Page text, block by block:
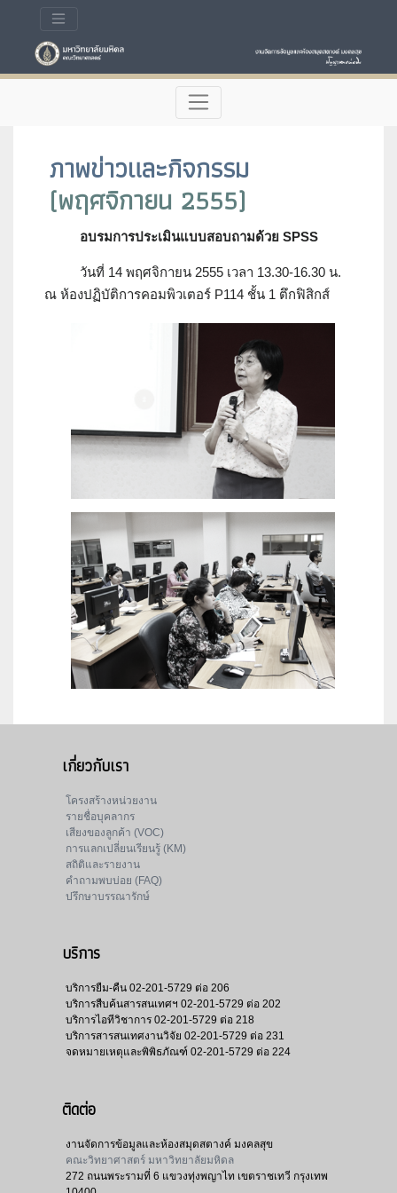
ภาพข่าวและกิจกรรม
(พฤศจิกายน 2555)
อบรมการประเมินแบบสอบถามด้วย SPSS
วันที่ 14 พฤศจิกายน 2555 เวลา 13.30-16.30 น.
ณ ห้องปฏิบัติการคอมพิวเตอร์ P114 ชั้น 1 ตึกฟิสิกส์
เกี่ยวกับเรา
โครงสร้างหน่วยงาน
รายชื่อบุคลากร
เสียงของลูกค้า (VOC)
การแลกเปลี่ยนเรียนรู้ (KM)
สถิติและรายงาน
คำถามพบบ่อย (FAQ)
ปรึกษาบรรณารักษ์
บริการ
บริการยืม-คืน 02-201-5729 ต่อ 206
บริการสืบค้นสารสนเทศฯ 02-201-5729 ต่อ 202
บริการไอทีวิชาการ 02-201-5729 ต่อ 218
บริการสารสนเทศงานวิจัย 02-201-5729 ต่อ 231
จดหมายเหตุและพิพิธภัณฑ์ 02-201-5729 ต่อ 224
ติดต่อ
งานจัดการข้อมูลและห้องสมุดสตางค์ มงคลสุข
คณะวิทยาศาสตร์ มหาวิทยาลัยมหิดล
272 ถนนพระรามที่ 6 แขวงทุ่งพญาไท เขตราชเทวี กรุงเทพ